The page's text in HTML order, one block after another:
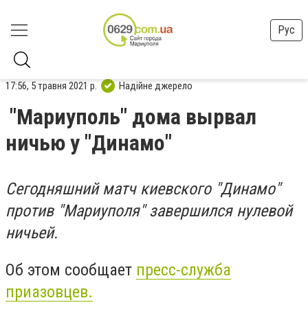
Рус
17:56, 5 травня 2021 р. Надійне джерело
"Мариуполь" дома вырвал
ничью у "Динамо"
Сегодняшний матч киевского "Динамо"
против "Мариуполя" завершился нулевой
ничьей.
Об этом сообщает пресс-служба
приазовцев.